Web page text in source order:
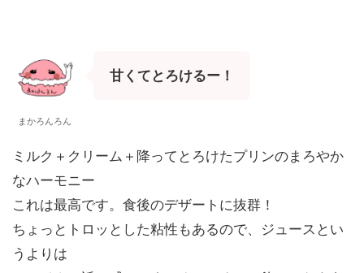
まかろんろん
甘くてとろけるー！
ミルク＋クリーム＋降ってとろけたプリンのまろやか
なハーモニー
これは最高です。食後のデザートに抜群！
ちょっとトロッとした粘性もあるので、ジュースとい
うよりは